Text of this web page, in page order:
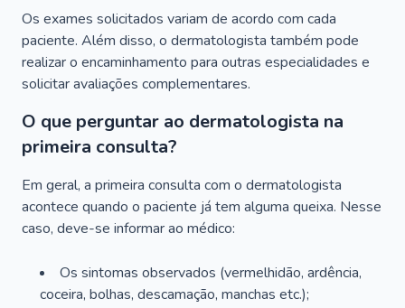
Os exames solicitados variam de acordo com cada
paciente. Além disso, o dermatologista também pode
realizar o encaminhamento para outras especialidades e
solicitar avaliações complementares.
O que perguntar ao dermatologista na
primeira consulta?
Em geral, a primeira consulta com o dermatologista
acontece quando o paciente já tem alguma queixa. Nesse
caso, deve-se informar ao médico:
Os sintomas observados (vermelhidão, ardência,
coceira, bolhas, descamação, manchas etc.);